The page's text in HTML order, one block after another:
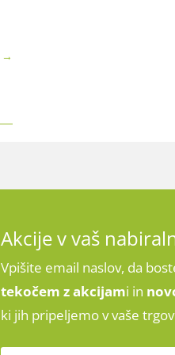
→
Akcije v vaš
Vpišite email naslov, da
tekočem zakcijami in
ki jih pripeljemo v vaše